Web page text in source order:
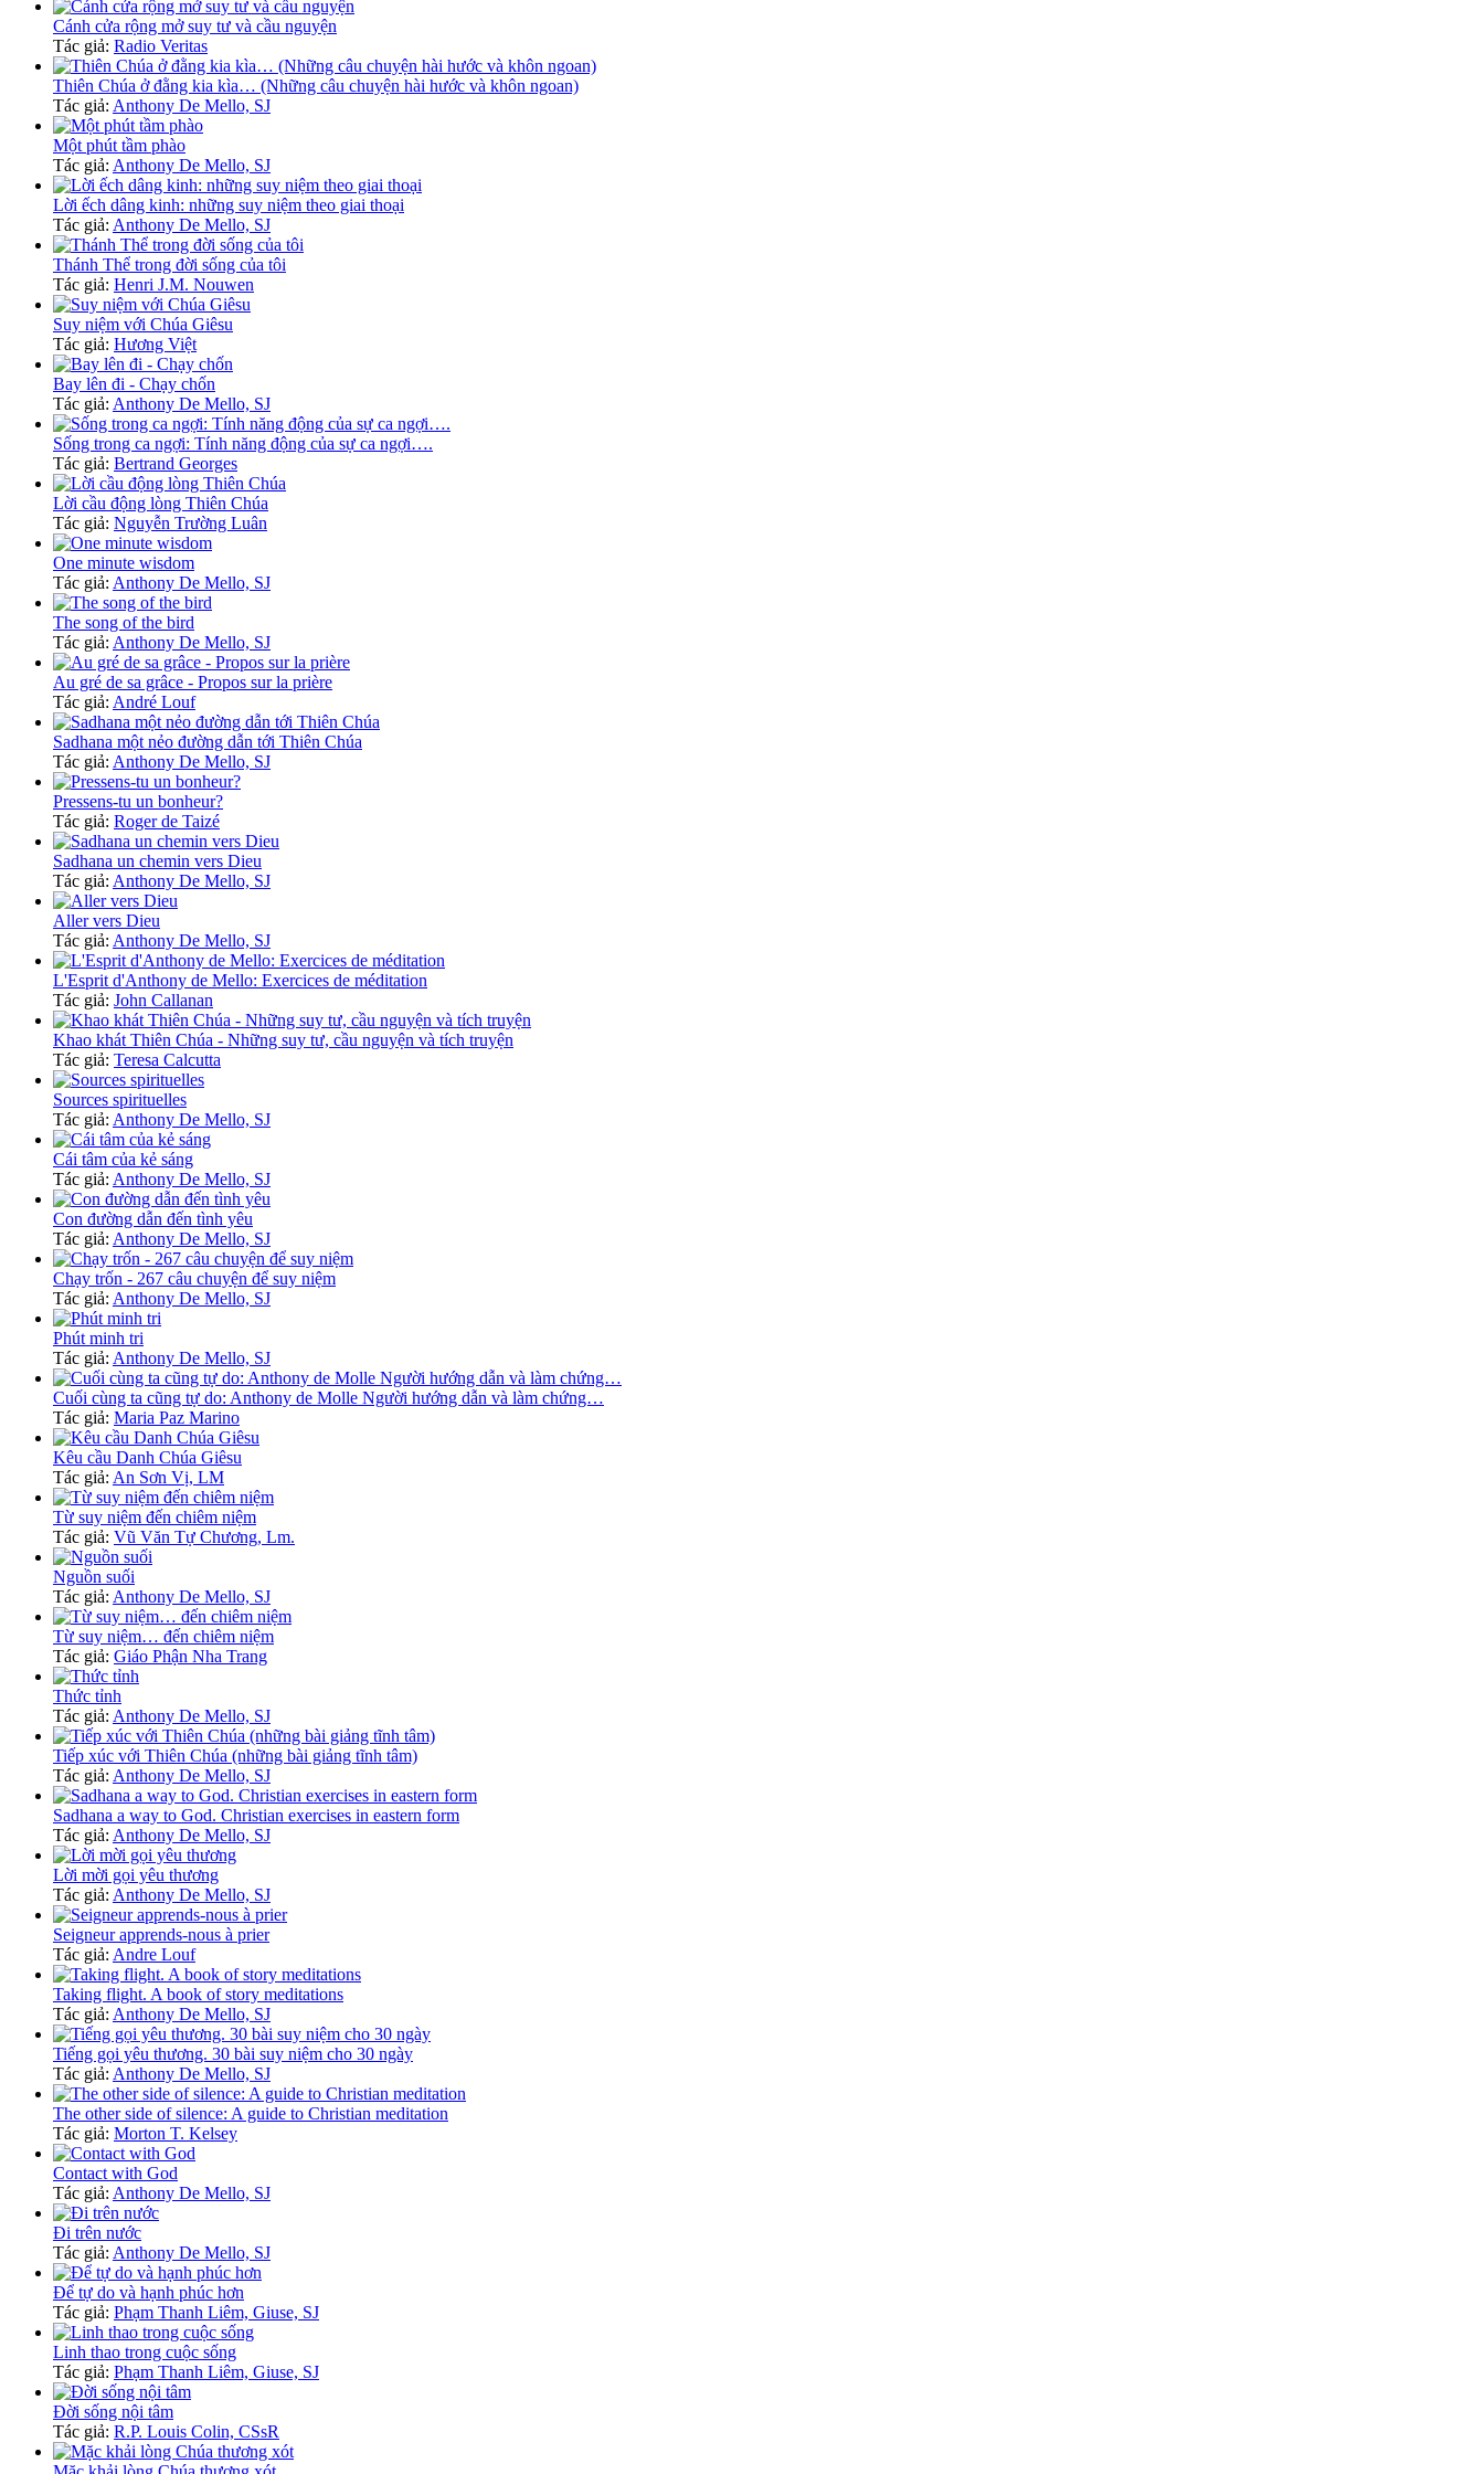
Cánh cửa rộng mở suy tư và cầu nguyện
Tác giả: Radio Veritas
Thiên Chúa ở đằng kia kìa… (Những câu chuyện hài hước và khôn ngoan)
Tác giả: Anthony De Mello, SJ
Một phút tầm phào
Tác giả: Anthony De Mello, SJ
Lời ếch dâng kinh: những suy niệm theo giai thoại
Tác giả: Anthony De Mello, SJ
Thánh Thể trong đời sống của tôi
Tác giả: Henri J.M. Nouwen
Suy niệm với Chúa Giêsu
Tác giả: Hương Việt
Bay lên đi - Chạy chốn
Tác giả: Anthony De Mello, SJ
Sống trong ca ngợi: Tính năng động của sự ca ngợi….
Tác giả: Bertrand Georges
Lời cầu động lòng Thiên Chúa
Tác giả: Nguyễn Trường Luân
One minute wisdom
Tác giả: Anthony De Mello, SJ
The song of the bird
Tác giả: Anthony De Mello, SJ
Au gré de sa grâce - Propos sur la prière
Tác giả: André Louf
Sadhana một nẻo đường dẫn tới Thiên Chúa
Tác giả: Anthony De Mello, SJ
Pressens-tu un bonheur?
Tác giả: Roger de Taizé
Sadhana un chemin vers Dieu
Tác giả: Anthony De Mello, SJ
Aller vers Dieu
Tác giả: Anthony De Mello, SJ
L'Esprit d'Anthony de Mello: Exercices de méditation
Tác giả: John Callanan
Khao khát Thiên Chúa - Những suy tư, cầu nguyện và tích truyện
Tác giả: Teresa Calcutta
Sources spirituelles
Tác giả: Anthony De Mello, SJ
Cái tâm của kẻ sáng
Tác giả: Anthony De Mello, SJ
Con đường dẫn đến tình yêu
Tác giả: Anthony De Mello, SJ
Chạy trốn - 267 câu chuyện để suy niệm
Tác giả: Anthony De Mello, SJ
Phút minh tri
Tác giả: Anthony De Mello, SJ
Cuối cùng ta cũng tự do: Anthony de Molle Người hướng dẫn và làm chứng…
Tác giả: Maria Paz Marino
Kêu cầu Danh Chúa Giêsu
Tác giả: An Sơn Vị, LM
Từ suy niệm đến chiêm niệm
Tác giả: Vũ Văn Tự Chương, Lm.
Nguồn suối
Tác giả: Anthony De Mello, SJ
Từ suy niệm… đến chiêm niệm
Tác giả: Giáo Phận Nha Trang
Thức tỉnh
Tác giả: Anthony De Mello, SJ
Tiếp xúc với Thiên Chúa (những bài giảng tĩnh tâm)
Tác giả: Anthony De Mello, SJ
Sadhana a way to God. Christian exercises in eastern form
Tác giả: Anthony De Mello, SJ
Lời mời gọi yêu thương
Tác giả: Anthony De Mello, SJ
Seigneur apprends-nous à prier
Tác giả: Andre Louf
Taking flight. A book of story meditations
Tác giả: Anthony De Mello, SJ
Tiếng gọi yêu thương. 30 bài suy niệm cho 30 ngày
Tác giả: Anthony De Mello, SJ
The other side of silence: A guide to Christian meditation
Tác giả: Morton T. Kelsey
Contact with God
Tác giả: Anthony De Mello, SJ
Đi trên nước
Tác giả: Anthony De Mello, SJ
Để tự do và hạnh phúc hơn
Tác giả: Phạm Thanh Liêm, Giuse, SJ
Linh thao trong cuộc sống
Tác giả: Phạm Thanh Liêm, Giuse, SJ
Đời sống nội tâm
Tác giả: R.P. Louis Colin, CSsR